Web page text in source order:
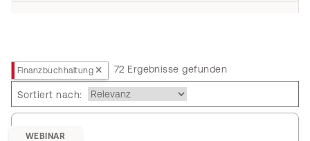
Finanzbuchhaltung 72 Ergebnisse gefunden
Sortiert nach:
WEBINAR